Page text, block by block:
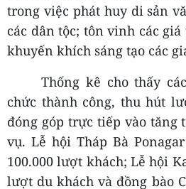
trong việc phát huy di sản
các dân tộc; tôn vinh các
khuyến khích sáng tạo các
Thống kê cho thấy
chức thành công, thu hút
đóng góp trực tiếp vào tăng
vụ. Lễ hội Tháp Bà
100.000 lượt khách; Lễ hội
lượt du khách và đồng bào